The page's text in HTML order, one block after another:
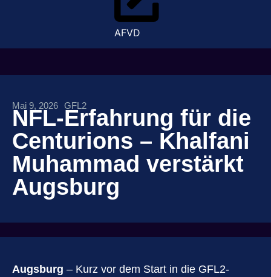
AFVD
Mai 9, 2026 GFL2
NFL-Erfahrung für die
Centurions – Khalfani
Muhammad verstärkt
Augsburg
Augsburg – Kurz vor dem Start in die GFL2-